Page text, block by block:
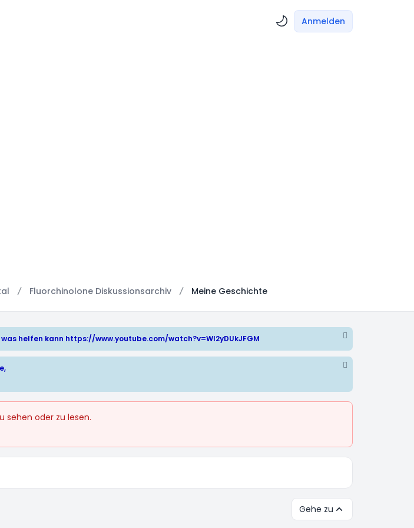
Anmelden
Fluorchinolone Diskussionsarchiv Meine Geschichte
helfen kann https://www.youtube.com/watch?v=WI2yDUkJFGM
sehen oder zu lesen.
Gehe zu